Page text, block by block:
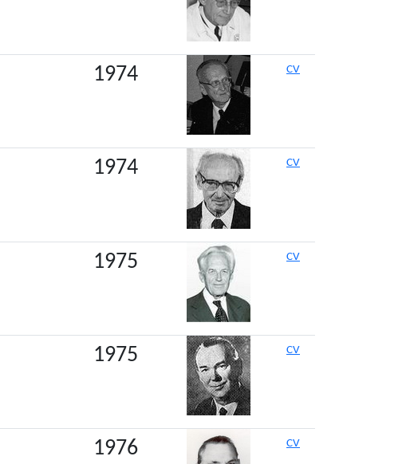
1974 CV
1974 CV
1975 CV
1975 CV
1976 CV